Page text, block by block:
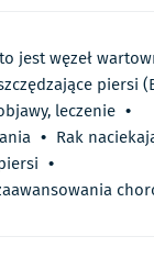
jest węzeł
piersi
leczenie •
• Rak
•